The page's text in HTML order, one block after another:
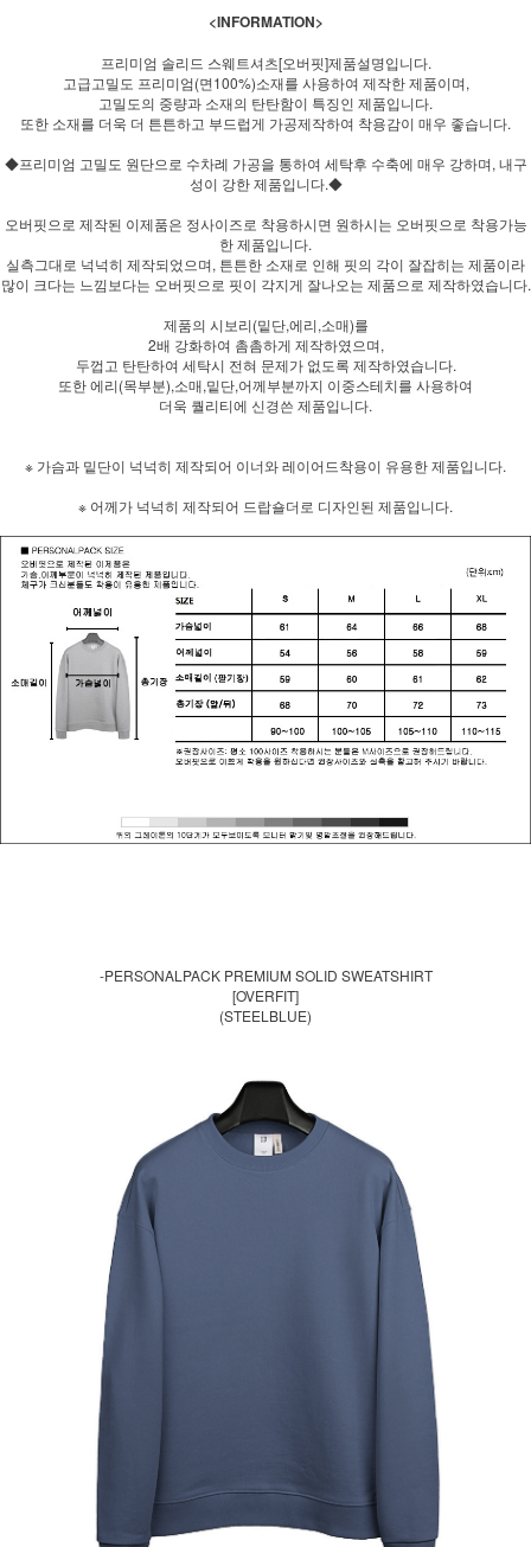
<INFORMATION>
프리미엄 솔리드 스웨트셔츠[오버핏]제품설명입니다.
고급고밀도 프리미엄(면100%)소재를 사용하여 제작한 제품이며,
고밀도의 중량과 소재의 탄탄함이 특징인 제품입니다.
또한 소재를 더욱 더 튼튼하고 부드럽게 가공제작하여 착용감이 매우 좋습니다.
◆프리미엄 고밀도 원단으로 수차례 가공을 통하여 세탁후 수축에 매우 강하며, 내구
성이 강한 제품입니다.◆
오버핏으로 제작된 이제품은 정사이즈로 착용하시면 원하시는 오버핏으로 착용가능
한 제품입니다.
실측그대로 넉넉히 제작되었으며, 튼튼한 소재로 인해 핏의 각이 잘잡히는 제품이라
많이 크다는 느낌보다는 오버핏으로 핏이 각지게 잘나오는 제품으로 제작하였습니다.
제품의 시보리(밑단,에리,소매)를
2배 강화하여 촘촘하게 제작하였으며,
두껍고 탄탄하여 세탁시 전혀 문제가 없도록 제작하였습니다.
또한 에리(목부분),소매,밑단,어께부분까지 이중스테치를 사용하여
더욱 퀄리티에 신경쓴 제품입니다.
※ 가슴과 밑단이 넉넉히 제작되어 이너와 레이어드착용이 유용한 제품입니다.
※ 어께가 넉넉히 제작되어 드랍숄더로 디자인된 제품입니다.
-PERSONALPACK PREMIUM SOLID SWEATSHIRT
[OVERFIT]
(STEELBLUE)